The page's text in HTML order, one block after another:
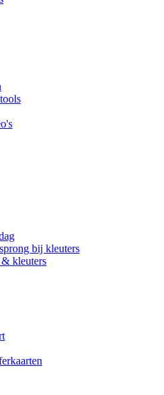
bij kleuters
kleuters